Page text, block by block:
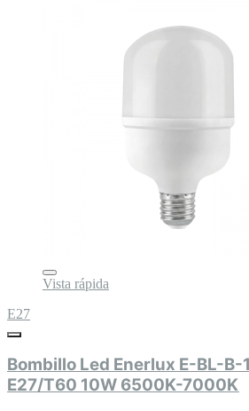
Vista rápida
E27
Bombillo Led Enerlux E-BL-B-
E27/T60 10W 6500K-7000K